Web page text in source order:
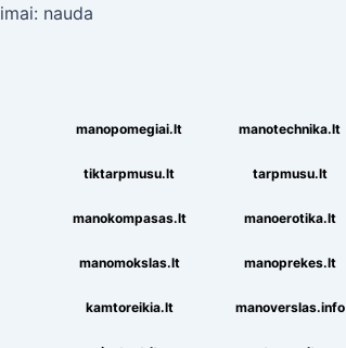
nauda
manopomegiai.lt manotechnika.lt
tiktarpmusu.lt tarpmusu.lt
manokompasas.lt manoerotika.lt
manomokslas.lt manoprekes.lt
kamtoreikia.lt manoverslas.info